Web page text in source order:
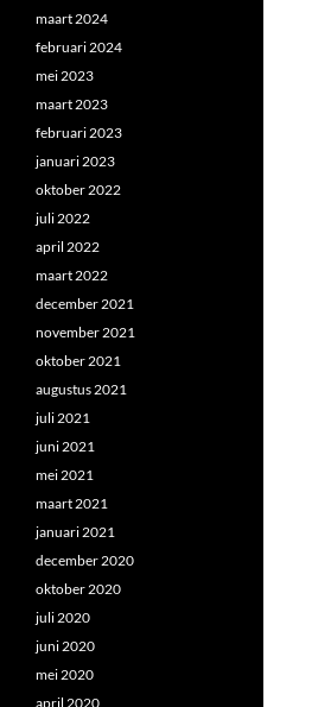
maart 2024
februari 2024
mei 2023
maart 2023
februari 2023
januari 2023
oktober 2022
juli 2022
april 2022
maart 2022
december 2021
november 2021
oktober 2021
augustus 2021
juli 2021
juni 2021
mei 2021
maart 2021
januari 2021
december 2020
oktober 2020
juli 2020
juni 2020
mei 2020
april 2020